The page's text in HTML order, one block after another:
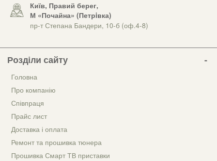
Київ, Правий берег,
М «Почайна» (Петрiвка)
пр-т Степана Бандери, 10-б (оф.4-8)
Розділи сайту
Головна
Про компанію
Співпраця
Прайс лист
Доставка і оплата
Ремонт та прошивка тюнера
Прошивка Смарт ТВ приставки